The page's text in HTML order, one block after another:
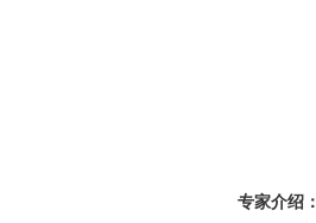
专家介绍：